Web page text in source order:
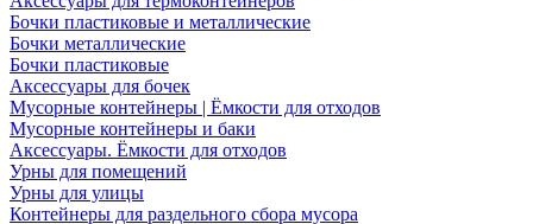
Бочки пластиковые и металлические
Бочки металлические
Бочки пластиковые
Аксессуары для бочек
Мусорные контейнеры | Ёмкости для отходов
Мусорные контейнеры и баки
Аксессуары. Ёмкости для отходов
Урны для помещений
Урны для улицы
Контейнеры для раздельного сбора мусора